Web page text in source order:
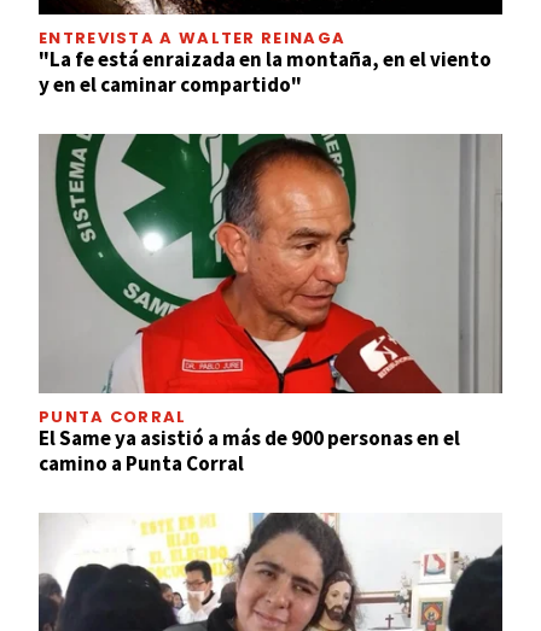
ENTREVISTA A WALTER REINAGA
"La fe está enraizada en la montaña, en el viento
y en el caminar compartido"
PUNTA CORRAL
El Same ya asistió a más de 900 personas en el
camino a Punta Corral